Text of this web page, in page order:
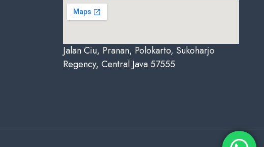
Jalan Ciu, Pranan, Polokarto, Sukoharjo
Regency, Central Java 57555